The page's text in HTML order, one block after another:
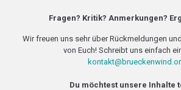
Fragen? Kritik? Anmerkungen?
Wir freuen uns sehr über Rückmeldungen
von Euch! Schreibt uns einfach
Du möchtest unsere Inhalte